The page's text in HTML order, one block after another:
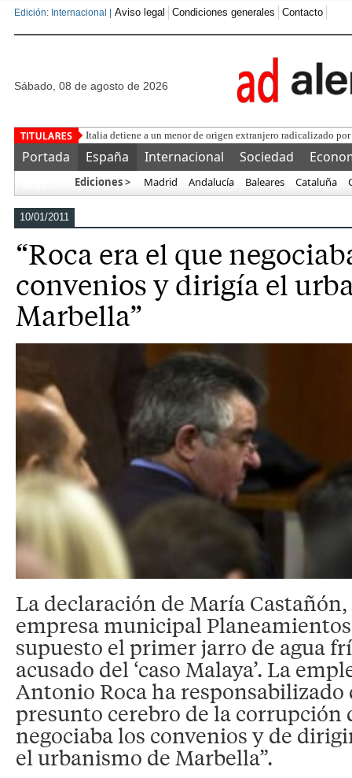
Edición: Internacional | Aviso legal Condiciones generales Contacto
sábado, 08 de agosto de 2026
Una asocia
Portada España Internacional Sociedad
Ediciones > Madrid Andalucía Baleares Cataluña
10/01/2011
“Roca era el que
convenios y dirigía el
Marbella”
La declaración de María Castañón,
empresa municipal
supuesto el primer jarro de agua
acusado del ‘caso Malaya’. La
Antonio Roca ha
presunto cerebro de la corrupción
negociaba los convenios y de
el urbanismo de Marbella”.